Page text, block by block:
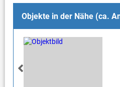
Objekte in der Nähe (ca.